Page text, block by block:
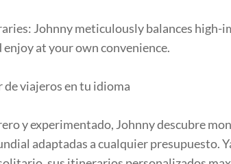
Johnny meticulously balances
at your own convenience.
viajeros en tu idioma
y experimentado, Johnny descubre
adaptadas a cualquier presupuesto.